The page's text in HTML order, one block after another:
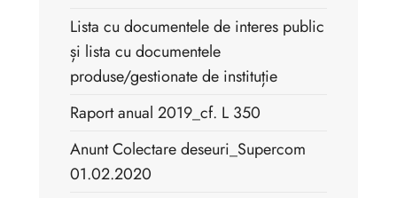
Lista cu documentele de interes public
și lista cu documentele
produse/gestionate de instituție
Raport anual 2019_cf. L 350
Anunt Colectare deseuri_Supercom
01.02.2020